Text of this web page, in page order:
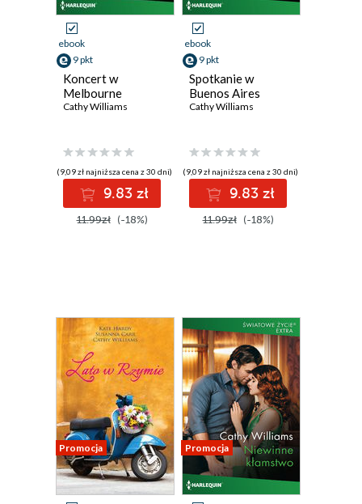
ebook
9 pkt
Koncert w
Melbourne
Cathy Williams
(9,09 zł najniższa cena z 30 dni)
9.83 zł
11.99zł (-18%)
ebook
9 pkt
Spotkanie w
Buenos Aires
Cathy Williams
(9,09 zł najniższa cena z 30 dni)
9.83 zł
11.99zł (-18%)
Promocja Promocja